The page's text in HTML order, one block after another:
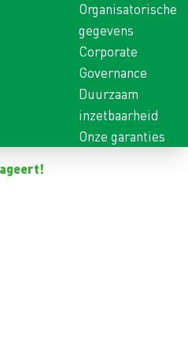
Organisatorische
gegevens
Corporate
Governance
Duurzaam
inzetbaarheid
Onze garanties